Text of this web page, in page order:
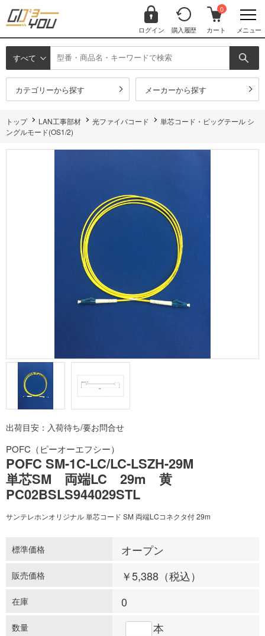
ログイン 購入履歴
0
カート メニュー
すべて
カテゴリーから探す メーカーから探す
トップ LAN工事部材 光ファイバコード
単芯コード・ピッグテール シ
ングルモード(OS1/2)
出荷目安：入荷待ち/要お問合せ
POFC（ピーオーエフシー）
POFC SM-1C-LC/LC-LSZH-29M
単芯SM 両端LC 29m 黄
PC02BSLS944029STL
サンテレホンオリジナル 単芯コード SM 両端LCコネクタ付 29m
標準価格 オープン
販売価格 ￥5,388（税込）
在庫 0
数量 本